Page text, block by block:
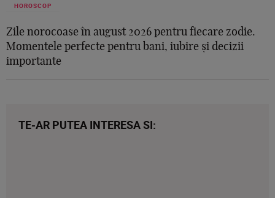
HOROSCOP
Zile norocoase în august 2026 pentru fiecare zodie.
Momentele perfecte pentru bani, iubire și decizii
importante
TE-AR PUTEA INTERESA SI: